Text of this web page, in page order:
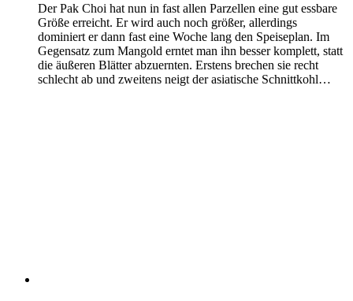
Der Pak Choi hat nun in fast allen Parzellen eine gut essbare
Größe erreicht. Er wird auch noch größer, allerdings
dominiert er dann fast eine Woche lang den Speiseplan. Im
Gegensatz zum Mangold erntet man ihn besser komplett, statt
die äußeren Blätter abzuernten. Erstens brechen sie recht
schlecht ab und zweitens neigt der asiatische Schnittkohl…